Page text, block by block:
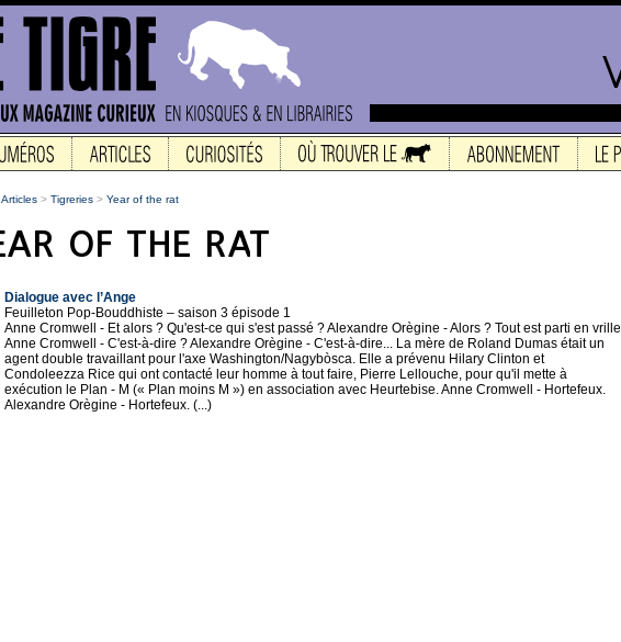
Articles > Tigreries > Year of the rat
Dialogue avec l’Ange
Feuilleton Pop-Bouddhiste – saison 3 épisode 1
Anne Cromwell - Et alors ? Qu'est-ce qui s'est passé ? Alexandre Orègine - Alors ? Tout est parti en vrille.
Anne Cromwell - C'est-à-dire ? Alexandre Orègine - C'est-à-dire... La mère de Roland Dumas était un
agent double travaillant pour l'axe Washington/Nagybòsca. Elle a prévenu Hilary Clinton et
Condoleezza Rice qui ont contacté leur homme à tout faire, Pierre Lellouche, pour qu'il mette à
exécution le Plan - M (« Plan moins M ») en association avec Heurtebise. Anne Cromwell - Hortefeux.
Alexandre Orègine - Hortefeux. (...)